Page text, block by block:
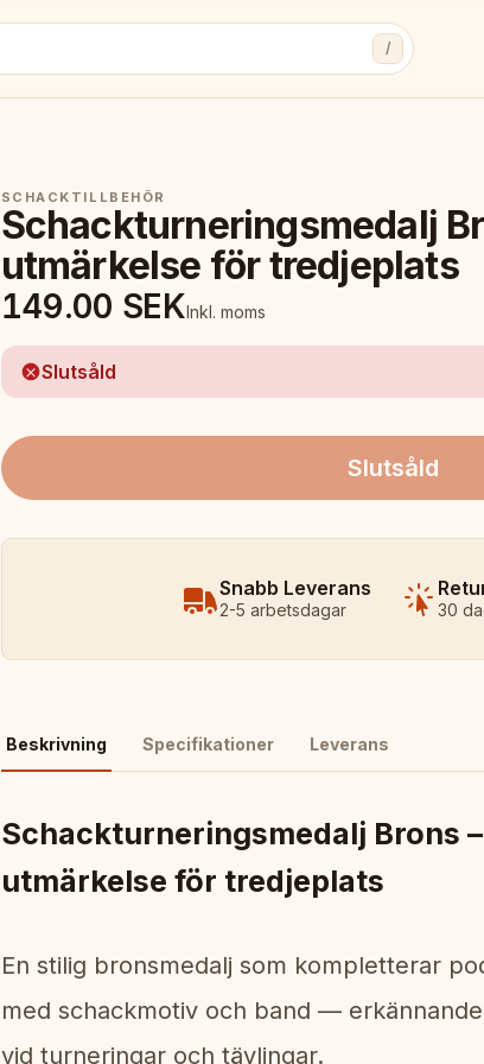
/
SCHACKTILLBEHÖR
Schackturneringsmedalj
utmärkelse för tredjeplats
149.00 SEKInkl. moms
Slutsåld
Slutsåld
Snabb Leverans
2-5 arbetsdagar 30
Beskrivning Specifikationer Leverans
Schackturneringsmedalj Brons
utmärkelse för tredjeplats
En stilig bronsmedalj som kompletterar
med schackmotiv och band —
vid turneringar och tävlingar.